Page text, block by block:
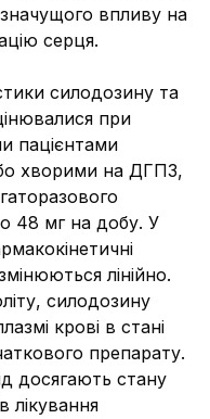
впливу на
серця.
силодозину та
при
пацієнтами
хворими на ДГПЗ,
48 мг на добу. У
лінійно.
силодозину
крові в стані
препарату.
досягають стану
лікування